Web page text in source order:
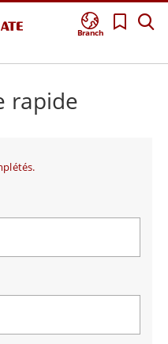
Branch
rapide